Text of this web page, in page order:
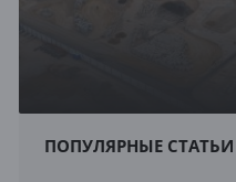
ПОПУЛЯРНЫЕ СТАТЬИ